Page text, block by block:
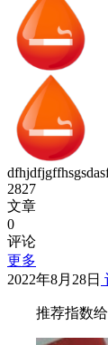
2827
文章
0
评论
更多
2022年8月28日
推荐指数